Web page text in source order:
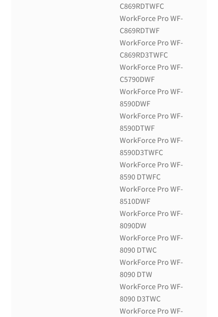
C869RDTWFC
WorkForce Pro WF-
C869RDTWF
WorkForce Pro WF-
C869RD3TWFC
WorkForce Pro WF-
C5790DWF
WorkForce Pro WF-
8590DWF
WorkForce Pro WF-
8590DTWF
WorkForce Pro WF-
8590D3TWFC
WorkForce Pro WF-
8590 DTWFC
WorkForce Pro WF-
8510DWF
WorkForce Pro WF-
8090DW
WorkForce Pro WF-
8090 DTWC
WorkForce Pro WF-
8090 DTW
WorkForce Pro WF-
8090 D3TWC
WorkForce Pro WF-